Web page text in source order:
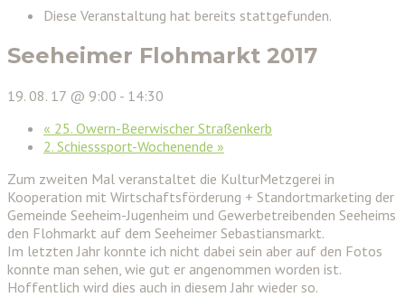
Diese Veranstaltung hat bereits stattgefunden.
Seeheimer Flohmarkt 2017
19. 08. 17 @ 9:00 - 14:30
« 25. Owern-Beerwischer Straßenkerb
2. Schiesssport-Wochenende »
Zum zweiten Mal veranstaltet die KulturMetzgerei in
Kooperation mit Wirtschaftsförderung + Standortmarketing der
Gemeinde Seeheim-Jugenheim und Gewerbetreibenden Seeheims
den Flohmarkt auf dem Seeheimer Sebastiansmarkt.
Im letzten Jahr konnte ich nicht dabei sein aber auf den Fotos
konnte man sehen, wie gut er angenommen worden ist.
Hoffentlich wird dies auch in diesem Jahr wieder so.